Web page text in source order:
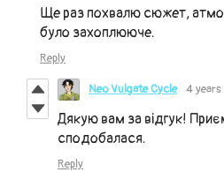
Ще раз похвалю сюжет,
було захоплююче.
Reply
Neo Vulgate Cycle 4 years
Дякую вам за відгук!
сподобалася.
Reply